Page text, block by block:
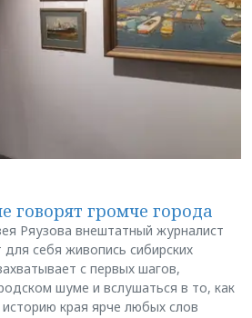
говорят громче города
Ряузова внештатный журналист
себя живопись сибирских
с первых шагов,
шуме и вслушаться в то, как
края ярче любых слов